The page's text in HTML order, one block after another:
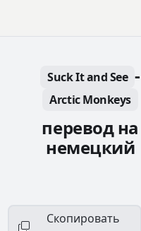
Suck It and See -
Arctic Monkeys
перевод на
немецкий
Скопировать